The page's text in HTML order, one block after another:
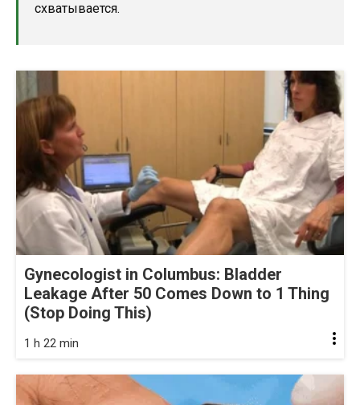
схватывается.
Gynecologist in Columbus: Bladder
Leakage After 50 Comes Down to 1 Thing
(Stop Doing This)
1 h 22 min